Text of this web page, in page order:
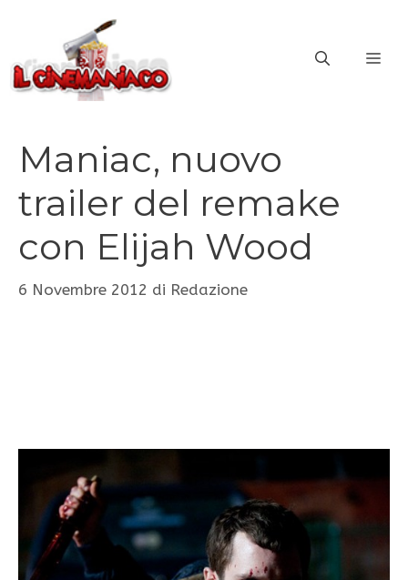
contenuto
Maniac, nuovo
trailer del remake
con Elijah Wood
6 Novembre 2012 di Redazione